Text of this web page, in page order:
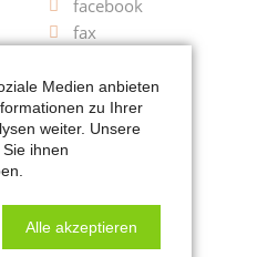
facebook
fax
first
flickr
folder
funnel
git
Medien anbieten
zu Ihrer
weiter. Unsere
ihnen
Alle akzeptieren